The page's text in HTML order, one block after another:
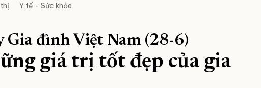
Y tế - Sức khỏe
Gia đình Việt Nam (28-6)
giá trị tốt đẹp của gia